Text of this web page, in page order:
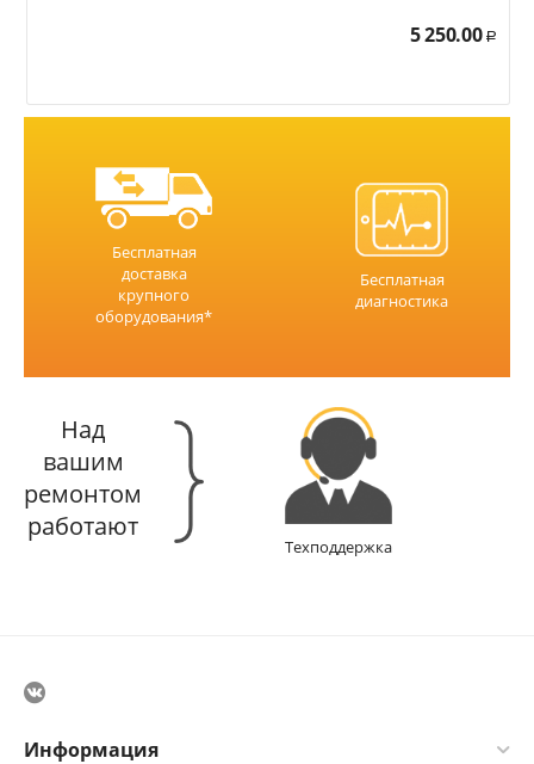
5 250.00 Р
Бесплатная
доставка
крупного
оборудования*
Бесплатная
диагностика
Над
вашим
ремонтом
работают
Техподдержка
Информация